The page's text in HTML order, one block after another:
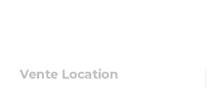
Vente Location